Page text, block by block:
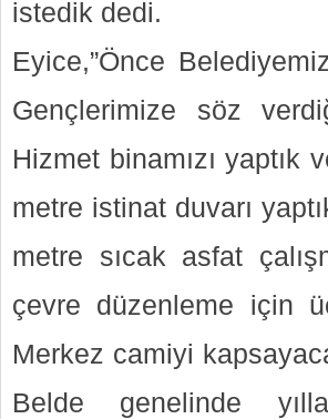
istedik dedi.
Eyice,”Önce
Gençlerimize söz
Hizmet binamızı yaptık
metre istinat duvarı
metre sıcak asfat
çevre düzenleme için
Merkez camiyi
Belde genelinde